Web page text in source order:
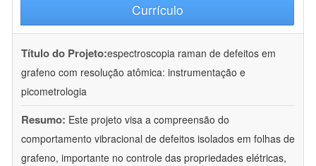
Currículo
Título do Projeto:espectroscopia raman de defeitos em
grafeno com resolução atômica: instrumentação e
picometrologia
Resumo: Este projeto visa a compreensão do
comportamento vibracional de defeitos isolados em folhas de
grafeno, importante no controle das propriedades elétricas,